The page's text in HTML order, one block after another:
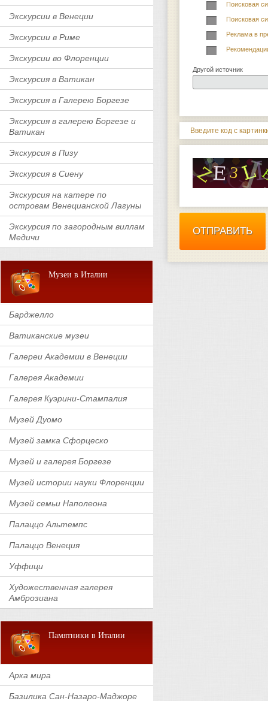
Экскурсии в Венеции
Экскурсии в Риме
Экскурсии во Флоренции
Экскурсия в Ватикан
Экскурсия в Галерею Боргезе
Экскурсия в галерею Боргезе и
Ватикан
Экскурсия в Пизу
Экскурсия в Сиену
Экскурсия на катере по
островам Венецианской Лагуны
Экскурсия по загородным виллам
Медичи
Музеи в Италии
Барджелло
Ватиканские музеи
Галереи Академии в Венеции
Галерея Академии
Галерея Куэрини-Стампалия
Музей Дуомо
Музей замка Сфорцеско
Музей и галерея Боргезе
Музей истории науки Флоренции
Музей семьи Наполеона
Палаццо Альтемпс
Палаццо Венеция
Уффици
Художественная галерея
Амброзиана
Памятники в Италии
Арка мира
Базилика Сан-Назаро-Маджоре
Поисковая
Поисковая
Реклама в
Другой источник
Введите код с